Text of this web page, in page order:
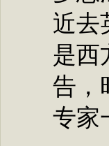
近去
是西
告，
专家